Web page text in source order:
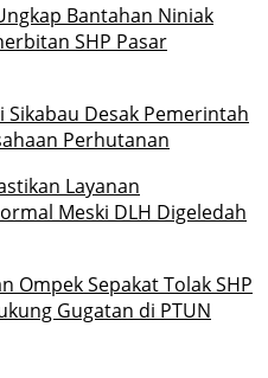
Bantahan Niniak
SHP Pasar
Sikabau Desak Pemerintah
Perhutanan
Layanan
Meski DLH Digeledah
Ompek Sepakat Tolak SHP
Gugatan di PTUN